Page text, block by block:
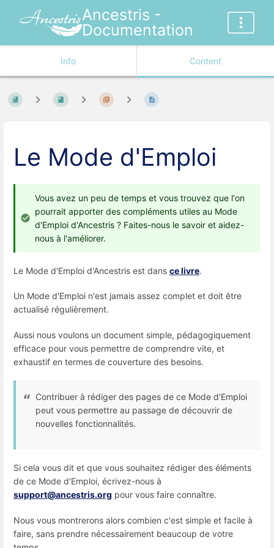
Ancestris -
Documentation
Info Content
Le Mode d'Emploi
Vous avez un peu de temps et vous trouvez que l'on
pourrait apporter des compléments utiles au Mode
d'Emploi d'Ancestris ? Faites-nous le savoir et aidez-
nous à l'améliorer.
Le Mode d'Emploi d'Ancestris est dans ce livre.
Un Mode d'Emploi n'est jamais assez complet et doit être
actualisé régulièrement.
Aussi nous voulons un document simple, pédagogiquement
efficace pour vous permettre de comprendre vite, et
exhaustif en termes de couverture des besoins.
Contribuer à rédiger des pages de ce Mode d'Emploi
peut vous permettre au passage de découvrir de
nouvelles fonctionnalités.
Si cela vous dit et que vous souhaitez rédiger des éléments
de ce Mode d'Emploi, écrivez-nous à
support@ancestris.org pour vous faire connaître.
Nous vous montrerons alors combien c'est simple et facile à
faire, sans prendre nécessairement beaucoup de votre